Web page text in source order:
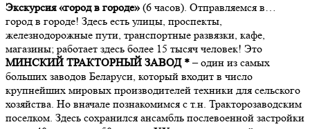
Экскурсия «город в городе» (6 часов). Отправляемся в…
город в городе! Здесь есть улицы, проспекты,
железнодорожные пути, транспортные развязки, кафе,
магазины; работает здесь более 15 тысяч человек! Это
МИНСКИЙ ТРАКТОРНЫЙ ЗАВОД*– один из самых
больших заводов Беларуси, который входит в число
крупнейших мировых производителей техники для сельского
хозяйства. Но вначале познакомимся с т.н. Тракторозаводским
поселком. Здесь сохранился ансамбль послевоенной застройки